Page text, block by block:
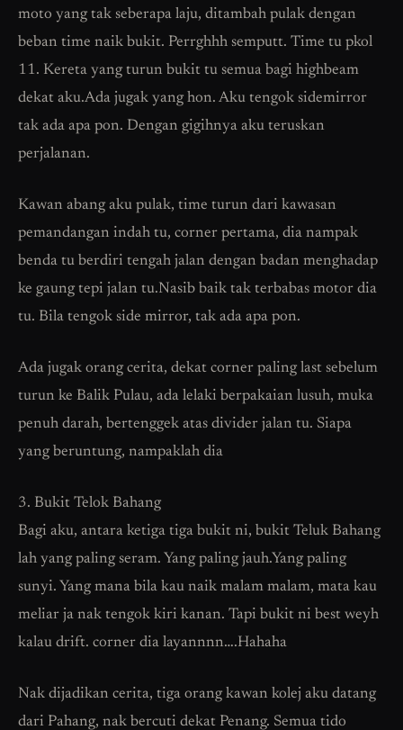
moto yang tak seberapa laju, ditambah pulak dengan
beban time naik bukit. Perrghhh semputt. Time tu pkol
11. Kereta yang turun bukit tu semua bagi highbeam
dekat aku.Ada jugak yang hon. Aku tengok sidemirror
tak ada apa pon. Dengan gigihnya aku teruskan
perjalanan.
Kawan abang aku pulak, time turun dari kawasan
pemandangan indah tu, corner pertama, dia nampak
benda tu berdiri tengah jalan dengan badan menghadap
ke gaung tepi jalan tu.Nasib baik tak terbabas motor dia
tu. Bila tengok side mirror, tak ada apa pon.
Ada jugak orang cerita, dekat corner paling last sebelum
turun ke Balik Pulau, ada lelaki berpakaian lusuh, muka
penuh darah, bertenggek atas divider jalan tu. Siapa
yang beruntung, nampaklah dia
3. Bukit Telok Bahang
Bagi aku, antara ketiga tiga bukit ni, bukit Teluk Bahang
lah yang paling seram. Yang paling jauh.Yang paling
sunyi. Yang mana bila kau naik malam malam, mata kau
meliar ja nak tengok kiri kanan. Tapi bukit ni best weyh
kalau drift. corner dia layannnn….Hahaha
Nak dijadikan cerita, tiga orang kawan kolej aku datang
dari Pahang, nak bercuti dekat Penang. Semua tido